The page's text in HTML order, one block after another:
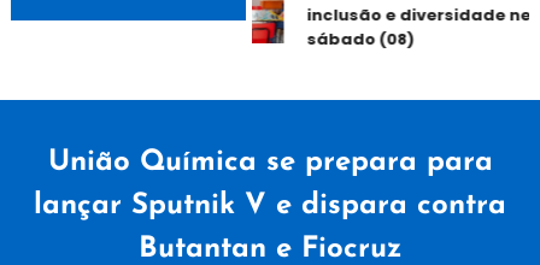
inclusão e diversidade
sábado (08)
União Química se prepara para
lançar Sputnik V e dispara contra
Butantan e Fiocruz